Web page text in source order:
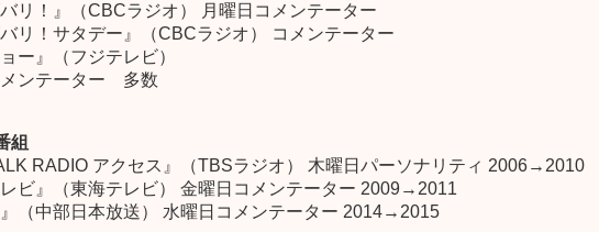
バリ！』（CBCラジオ） 月曜日コメンテーター
バリ！サタデー』（CBCラジオ） コメンテーター
ー』（フジテレビ）
ンテーター 多数
組
RADIO アクセス』（TBSラジオ） 木曜日パーソナリティ 2006→2010
レビ』（東海テレビ） 金曜日コメンテーター 2009→2011
』（中部日本放送） 水曜日コメンテーター 2014→2015